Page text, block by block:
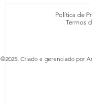
Política de
Termos
©2025. Criado e gerenciado por